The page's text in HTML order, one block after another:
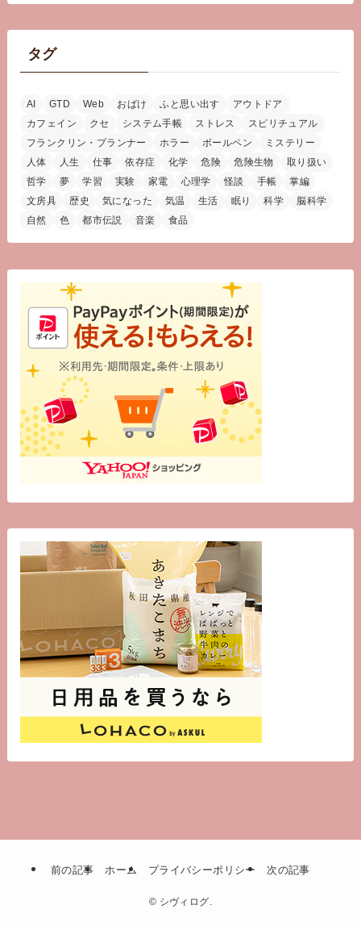
タグ
AI GTD Web おばけ ふと思い出す
アウトドア
カフェイン
クセ システム手帳 ストレス
スピリチュアル
フランクリン・プランナー
ホラー ボールペン
ミステリー
人体
人生 仕事 依存症 化学 危険 危険生物
取り扱い
哲学
夢 学習 実験 家電 心理学 怪談 手帳
掌編
文房具
歴史 気になった 気温 生活 眠り 科学
脳科学
自然
色 都市伝説 音楽 食品
前の記事 ホーム プライバシーポリシー 次の記事
© シヴィログ.